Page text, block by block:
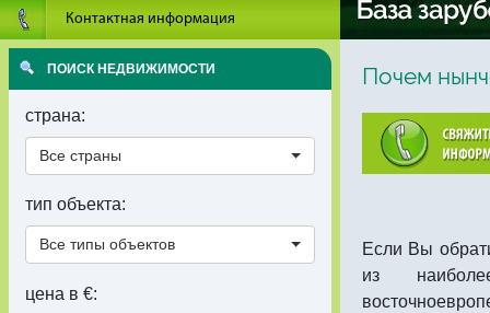
Контактная информация
ПОИСК НЕДВИЖИМОСТИ
страна:
Все страны
тип объекта:
Все типы объектов
цена в €:
Почем
Если Вы
из